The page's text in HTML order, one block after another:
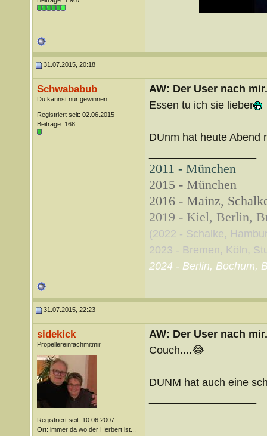
31.07.2015, 20:18
Schwababub
Du kannst nur gewinnen
Registriert seit: 02.06.2015
Beiträge: 168
AW: Der User nach
Essen tu ich sie lieber
DUnm hat heute Abend
2011 - München
2015 - München
2016 - Mainz,
2019 - Kiel, Berlin,
(2022 - Schalke,
2023 - Bremen, Köln,
2024 - Berlin, Bochum,
31.07.2015, 22:23
sidekick
Propellereinfachmitmir
Registriert seit: 10.06.2007
Ort: immer da wo der Herbert ist...
AW: Der User nach
Couch....😂
DUNM hat auch eine